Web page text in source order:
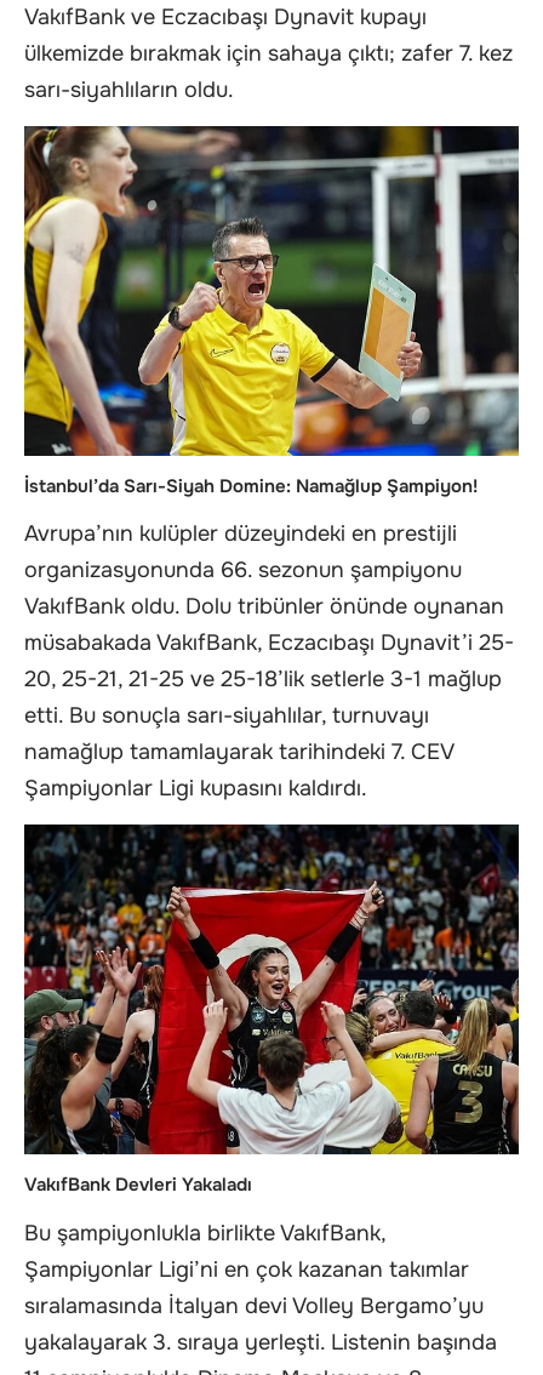
VakıfBank ve Eczacıbaşı Dynavit kupayı
ülkemizde bırakmak için sahaya çıktı; zafer 7. kez
sarı-siyahlıların oldu.
İstanbul’da Sarı-Siyah Domine: Namağlup Şampiyon!
Avrupa’nın kulüpler düzeyindeki en prestijli
organizasyonunda 66. sezonun şampiyonu
VakıfBank oldu. Dolu tribünler önünde oynanan
müsabakada VakıfBank, Eczacıbaşı Dynavit’i 25-
20, 25-21, 21-25 ve 25-18’lik setlerle 3-1 mağlup
etti. Bu sonuçla sarı-siyahlılar, turnuvayı
namağlup tamamlayarak tarihindeki 7. CEV
Şampiyonlar Ligi kupasını kaldırdı.
VakıfBank Devleri Yakaladı
Bu şampiyonlukla birlikte VakıfBank,
Şampiyonlar Ligi’ni en çok kazanan takımlar
sıralamasında İtalyan devi Volley Bergamo’yu
yakalayarak 3. sıraya yerleşti. Listenin başında